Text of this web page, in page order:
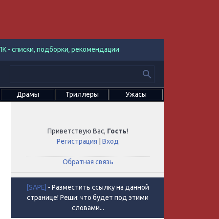
- списки, подборки, рекомендации
Драмы Триллеры Ужасы
Приветствую Вас, Гость!
Регистрация |Вход
Обратная связь
[SAPE] - Разместить ссылку на данной
странице! Реши: что будет под этими
словами...